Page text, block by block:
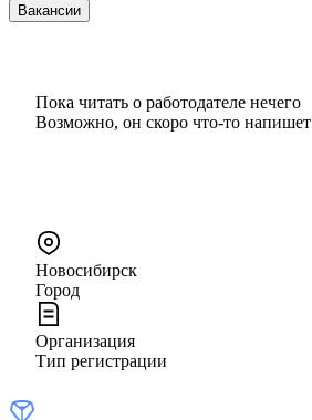
Вакансии
Пока читать о работодателе нечего
Возможно, он скоро что‑то напишет
Новосибирск
Город
Организация
Тип регистрации